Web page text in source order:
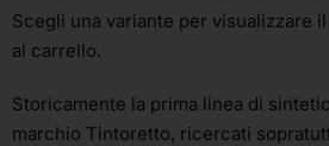
Scegli una variante per visualizzare
al carrello.
Storicamente la prima linea di
marchio Tintoretto, ricercati